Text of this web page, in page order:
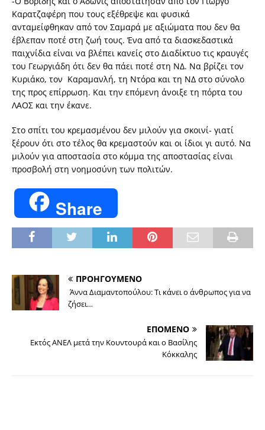
Καρατζαφέρη που τους εξέθρεψε και φυσικά
ανταμείφθηκαν από τον Σαμαρά με αξιώματα που δεν θα
έβλεπαν ποτέ στη ζωή τους. Ένα από τα διασκεδαστικά
παιχνίδια είναι να βλέπει κανείς στο Διαδίκτυο τις κραυγές
του Γεωργιάδη ότι δεν θα πάει ποτέ στη ΝΔ. Να βρίζει τον
Κυριάκο, τον Καραμανλή, τη Ντόρα και τη ΝΔ στο σύνολο
της προς επίρρωση. Και την επόμενη άνοιξε τη πόρτα του
ΛΑΟΣ και την έκανε.
Στο σπίτι του κρεμασμένου δεν μιλούν για σκοινί- γιατί
ξέρουν ότι στο τέλος θα κρεμαστούν και οι ίδιοι γι αυτό. Να
μιλούν για αποστασία στο κόμμα της αποστασίας είναι
προσβολή στη νοημοσύνη των πολιτών.
Share
ΠΡΟΗΓΟΥΜΕΝΟ
Άννα Διαμαντοπούλου: Τι κάνει ο άνθρωπος για να
ζήσει…
ΕΠΟΜΕΝΟ
Εκτός ΑΝΕΛ μετά την Κουντουρά και ο Βασίλης
Κόκκαλης